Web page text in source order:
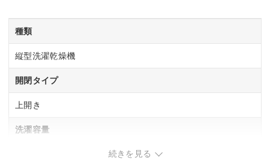
種類
縦型洗濯乾燥機
開閉タイプ
上開き
洗濯容量
続きを見る